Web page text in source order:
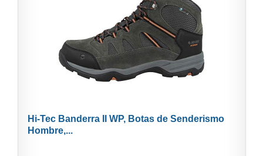
Hi-Tec Banderra II WP, Botas de Senderismo
Hombre,...